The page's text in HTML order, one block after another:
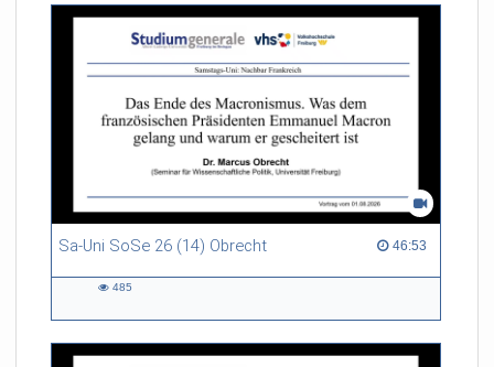
Sa-Uni SoSe 26 (14) Obrecht 46:53
46:53 duration
485